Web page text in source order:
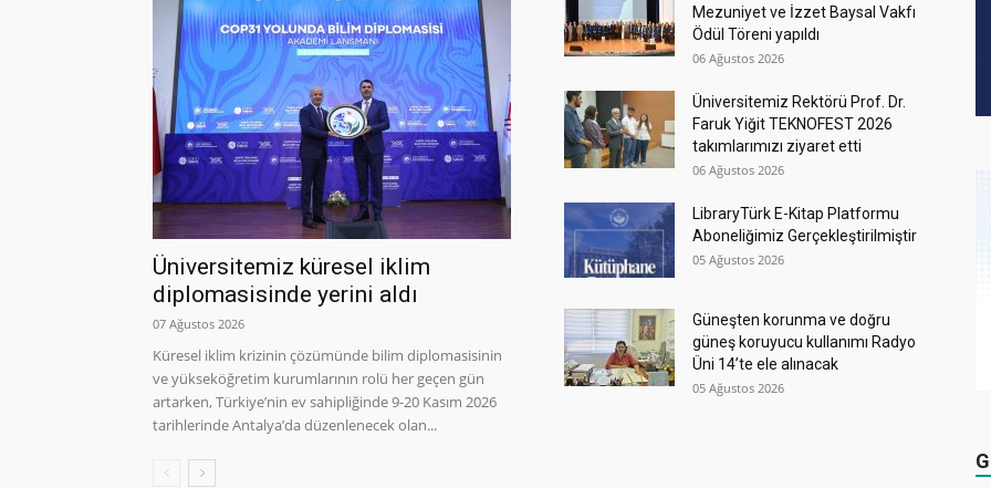
Üniversitemiz küresel iklim
diplomasisinde yerini aldı
07 Ağustos 2026
Küresel iklim krizinin çözümünde bilim diplomasisinin
ve yükseköğretim kurumlarının rolü her geçen gün
artarken, Türkiye’nin ev sahipliğinde 9-20 Kasım 2026
tarihlerinde Antalya’da düzenlenecek olan...
Mezuniyet ve İzzet Baysal Vakfı
Ödül Töreni yapıldı
06 Ağustos 2026
Üniversitemiz Rektörü Prof. Dr.
Faruk Yiğit TEKNOFEST 2026
takımlarımızı ziyaret etti
06 Ağustos 2026
LibraryTürk E-Kitap Platformu
Aboneliğimiz Gerçekleştirilmiştir
05 Ağustos 2026
Güneşten korunma ve doğru
güneş koruyucu kullanımı Radyo
Üni 14’te ele alınacak
05 Ağustos 2026